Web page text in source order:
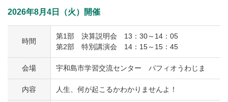
2026年8月4日（火）開催
時間
第1部 決算説明会 13：30～14：05
第2部 特別講演会 14：15～15：45
会場 宇和島市学習交流センター パフィオうわじま
内容 人生、何が起こるかわかりませんよ！